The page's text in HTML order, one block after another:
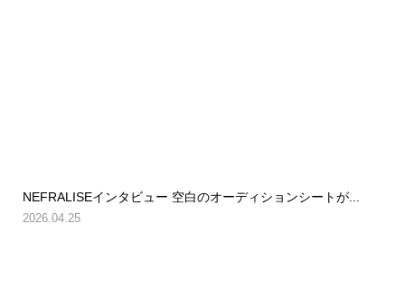
NEFRALISEインタビュー 空白のオーディションシートが...
2026.04.25